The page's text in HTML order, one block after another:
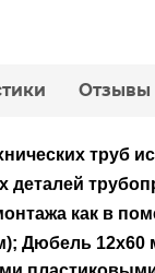
Отзывы
труб
деталей
как в
Дюбель